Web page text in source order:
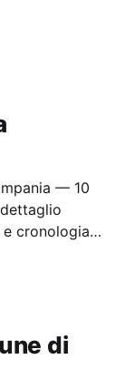
— 10
cronologia
di